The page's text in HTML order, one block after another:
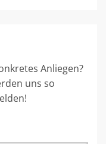
Anliegen?
uns so